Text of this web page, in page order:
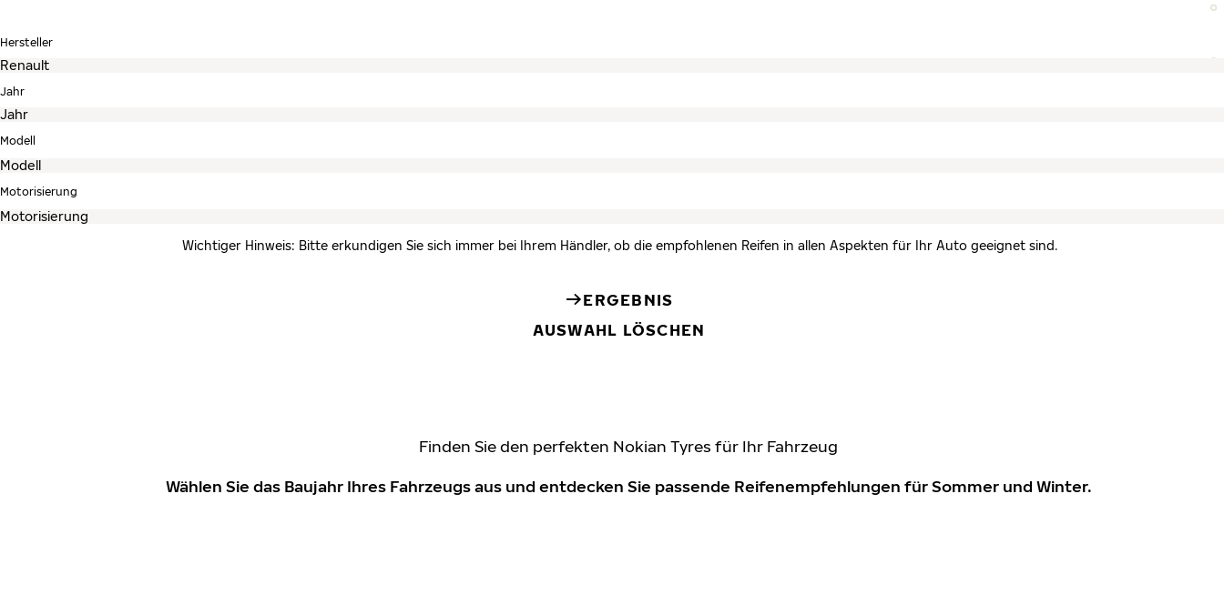
Hersteller
Jahr
Modell
Motorisierung
Wichtiger Hinweis: Bitte erkundigen Sie sich immer bei Ihrem Händler, ob die empfohlenen Reifen in allen Aspekten für Ihr Auto geeignet sind.
ERGEBNIS
AUSWAHL LÖSCHEN
Finden Sie den perfekten Nokian Tyres für Ihr Fahrzeug
Wählen Sie das Baujahr Ihres Fahrzeugs aus und entdecken Sie passende Reifenempfehlungen für Sommer und Winter.